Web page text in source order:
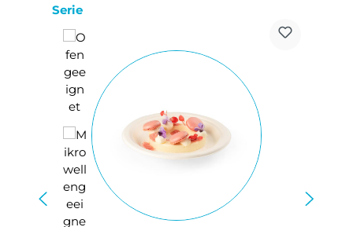
Produktgalerie überspringen
Serie